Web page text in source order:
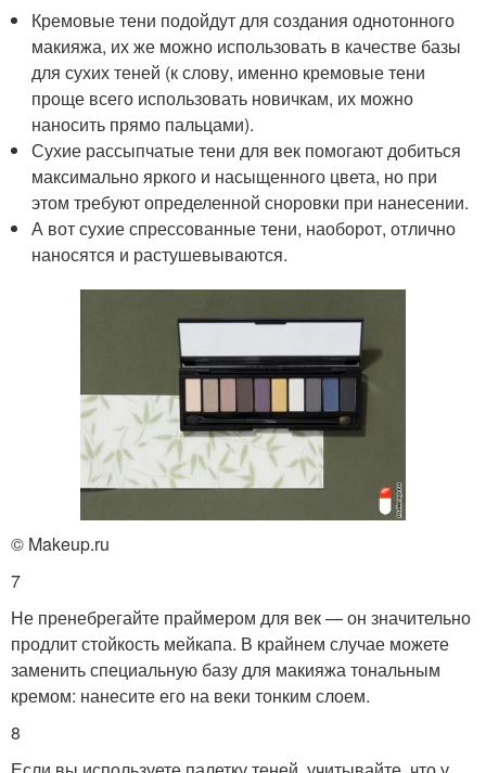
Кремовые тени подойдут для создания однотонного
макияжа, их же можно использовать в качестве базы
для сухих теней (к слову, именно кремовые тени
проще всего использовать новичкам, их можно
наносить прямо пальцами).
Сухие рассыпчатые тени для век помогают добиться
максимально яркого и насыщенного цвета, но при
этом требуют определенной сноровки при нанесении.
А вот сухие спрессованные тени, наоборот, отлично
наносятся и растушевываются.
© Makeup.ru
7
Не пренебрегайте праймером для век — он значительно
продлит стойкость мейкапа. В крайнем случае можете
заменить специальную базу для макияжа тональным
кремом: нанесите его на веки тонким слоем.
8